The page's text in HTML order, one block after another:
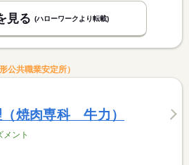
見る (ハローワークより転載)
公共職業安定所）
焼肉専科 牛力）
ント